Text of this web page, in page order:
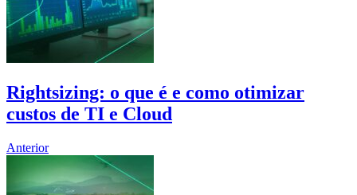
Rightsizing: o que é e como otimizar
custos de TI e Cloud
Anterior